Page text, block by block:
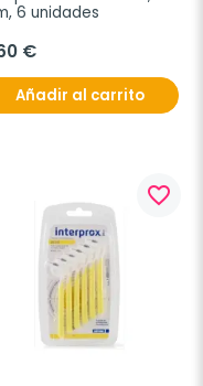
6 unidades
€
Añadir al carrito
favorite_border